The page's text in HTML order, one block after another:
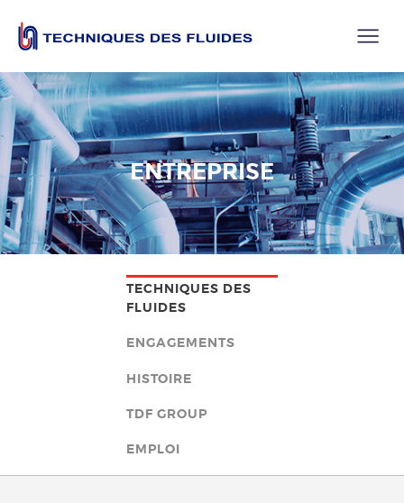
ENTREPRISE
TECHNIQUES DES
FLUIDES
ENGAGEMENTS
HISTOIRE
TDF GROUP
EMPLOI